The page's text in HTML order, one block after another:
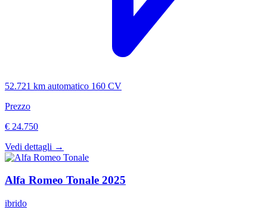
52.721 km automatico 160 CV
Prezzo
€ 24.750
Vedi dettagli →
Alfa Romeo Tonale 2025
ibrido